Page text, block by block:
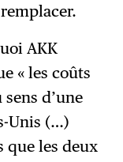
AKK
« les coûts
d’une
Unis (…)
que les deux